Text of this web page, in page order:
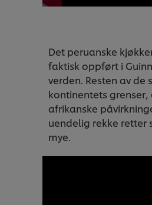
Det peruanske
faktisk oppført i
verden. Resten av
kontinentets
afrikanske
uendelig rekke retter
mye.